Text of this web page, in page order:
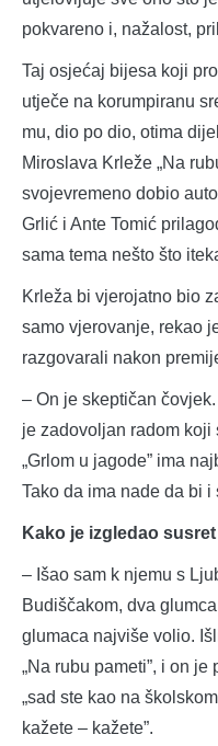
pokvareno i, nažalost,
Taj osjećaj bijesa koji
utječe na korumpiranu
mu, dio po dio, otima
Miroslava Krleže „Na
svojevremeno dobio
Grlić i Ante Tomić
sama tema nešto što
Krleža bi vjerojatno bio
samo vjerovanje, rekao
razgovarali nakon
– On je skeptičan
je zadovoljan radom koji
„Grlom u jagode” ima
Tako da ima nade da bi
Kako je izgledao
– Išao sam k njemu s
Budiščakom, dva
glumaca najviše volio.
„Na rubu pameti”, i on
„sad ste kao na
kažete – kažete”.